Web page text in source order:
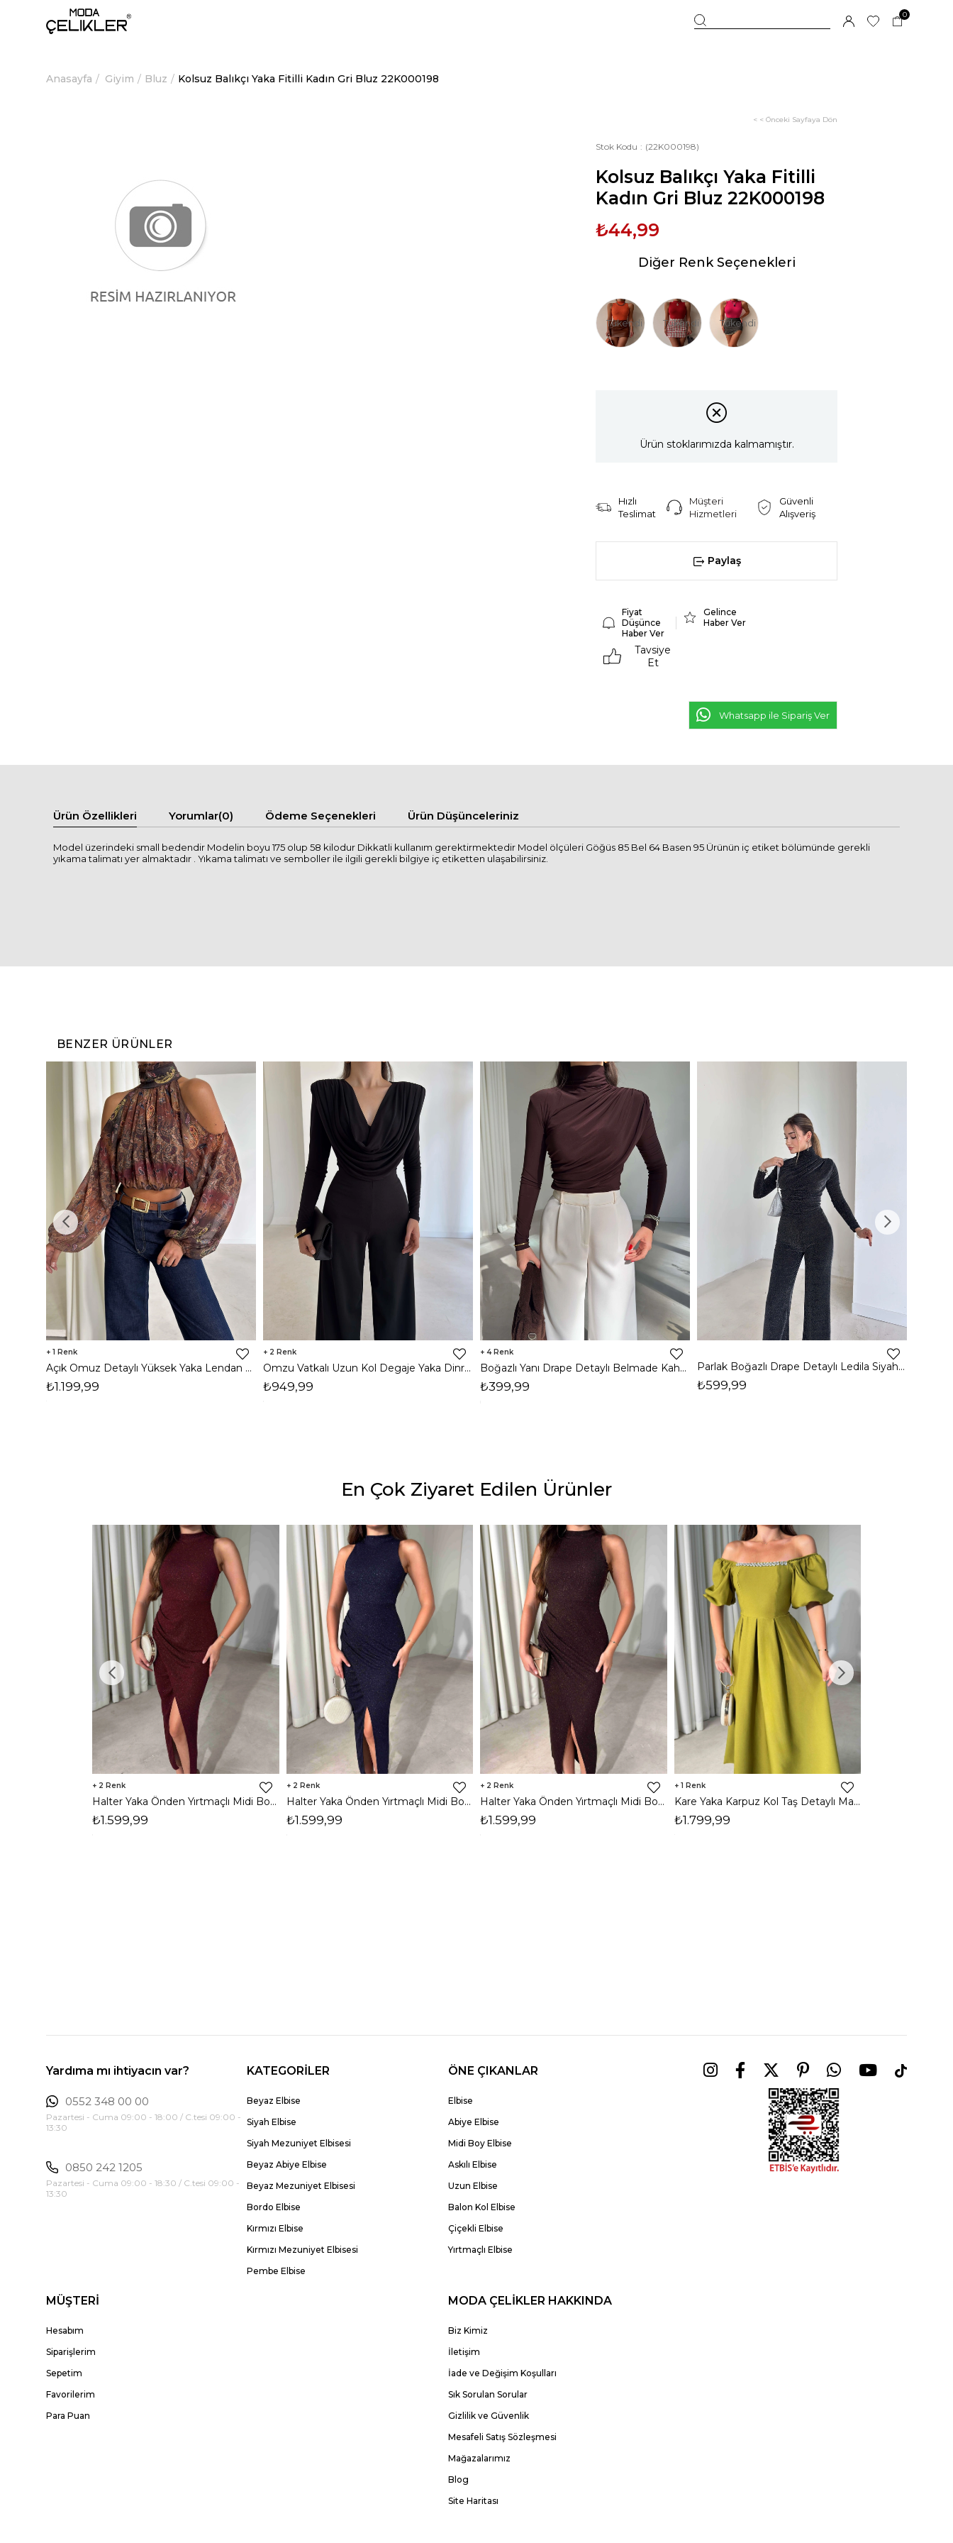
0
Anasayfa Giyim Bluz Kolsuz Balıkçı Yaka Fitilli Kadın Gri Bluz 22K000198
< < Önceki Sayfaya Dön
Stok Kodu (22K000198)
Kolsuz Balıkçı Yaka Fitilli
Kadın Gri Bluz 22K000198
₺44,99
Diğer Renk Seçenekleri
Tükendi Tükendi Tükendi
Ürün stoklarımızda kalmamıştır.
Hızlı
Teslimat
Müşteri
Hizmetleri
Güvenli
Alışveriş
Paylaş
Fiyat
Düşünce
Haber Ver
Gelince
Haber Ver
Tavsiye
Et
Whatsapp ile Sipariş Ver
Ürün Özellikleri Yorumlar(0) Ödeme Seçenekleri Ürün Düşünceleriniz
Model üzerindeki small bedendir Modelin boyu 175 olup 58 kilodur Dikkatli kullanım gerektirmektedir Model ölçüleri Göğüs 85 Bel 64 Basen 95 Ürünün iç etiket bölümünde gerekli
yıkama talimatı yer almaktadır . Yıkama talimatı ve semboller ile ilgili gerekli bilgiye iç etiketten ulaşabilirsiniz.
BENZER ÜRÜNLER
1
Açık Omuz Detaylı Yüksek Yaka Lendan Kahve Kadın bluz 26K026
₺1.199,99
2
Omzu Vatkalı Uzun Kol Degaje Yaka Dinre Kadın Siyah Bluz 26K101
₺949,99
4
Boğazlı Yanı Drape Detaylı Belmade Kahve Kadın Bluz 26K113
₺399,99
Parlak Boğazlı Drape Detaylı Ledila Siyah Kadın Bluz 26K150
₺599,99
En Çok Ziyaret Edilen Ürünler
2
Halter Yaka Önden Yırtmaçlı Midi Boy Bordo Hasre Kadın Elbise 26Y502
₺1.599,99
2
Halter Yaka Önden Yırtmaçlı Midi Boy Lacivert Hasre Kadın Elbise 26Y502
₺1.599,99
2
Halter Yaka Önden Yırtmaçlı Midi Boy Kahverengi Hasre Kadın Elbise 26Y502
₺1.599,99
1
Kare Yaka Karpuz Kol Taş Detaylı Maxi Yağ Yeşili Civo Kadın Elbise 206Y501
₺1.799,99
Yardıma mı ihtiyacın var?
0552 348 00 00
Pazartesi - Cuma 09:00 - 18:00 / C.tesi 09:00 -
13:30
0850 242 1205
Pazartesi - Cuma 09:00 - 18:30 / C.tesi 09:00 -
13:30
KATEGORİLER
Beyaz Elbise
Siyah Elbise
Siyah Mezuniyet Elbisesi
Beyaz Abiye Elbise
Beyaz Mezuniyet Elbisesi
Bordo Elbise
Kırmızı Elbise
Kırmızı Mezuniyet Elbisesi
Pembe Elbise
ÖNE ÇIKANLAR
Elbise
Abiye Elbise
Midi Boy Elbise
Askılı Elbise
Uzun Elbise
Balon Kol Elbise
Çiçekli Elbise
Yırtmaçlı Elbise
MÜŞTERİ
Hesabım
Siparişlerim
Sepetim
Favorilerim
Para Puan
MODA ÇELİKLER HAKKINDA
Biz Kimiz
İletişim
İade ve Değişim Koşulları
Sık Sorulan Sorular
Gizlilik ve Güvenlik
Mesafeli Satış Sözleşmesi
Mağazalarımız
Blog
Site Haritası